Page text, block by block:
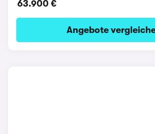
63.900 €
Angebote